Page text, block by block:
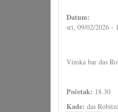
Datum:
sri, 09/02/2026 -
Vinska bar das
Početak: 18.30
Kade: das